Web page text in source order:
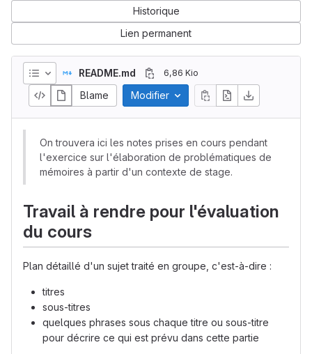
Historique
Lien permanent
README.md 6,86 Kio
Blame Modifier
On trouvera ici les notes prises en cours pendant
l'exercice sur l'élaboration de problématiques de
mémoires à partir d'un contexte de stage.
Travail à rendre pour l'évaluation
du cours
Plan détaillé d'un sujet traité en groupe, c'est-à-dire :
titres
sous-titres
quelques phrases sous chaque titre ou sous-titre
pour décrire ce qui est prévu dans cette partie